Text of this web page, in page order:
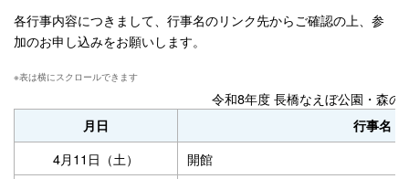
各行事内容につきまして、行事名のリンク先からご確認の上、参
加のお申し込みをお願いします。
令和8年度 長橋なえぼ公園・森の
月日 行事名
4月11日（土）
開館